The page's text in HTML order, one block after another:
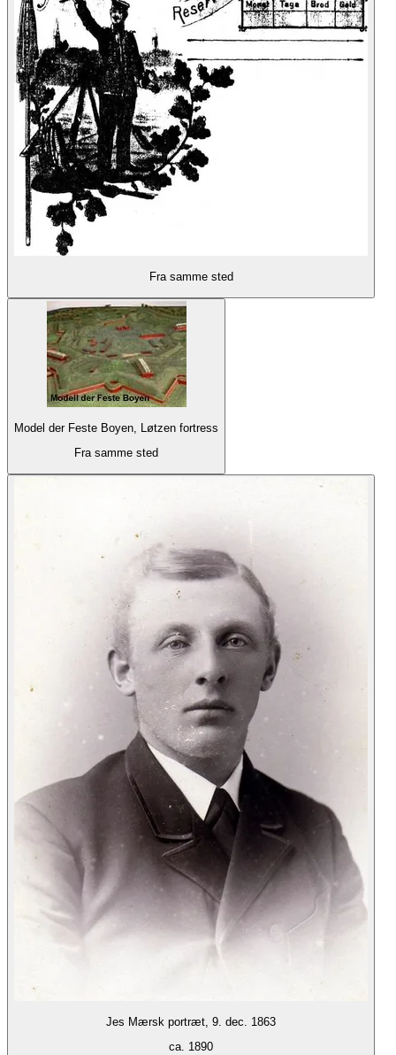
Fra samme sted
Model der Feste Boyen, Løtzen fortress
Fra samme sted
Jes Mærsk portræt, 9. dec. 1863
ca. 1890